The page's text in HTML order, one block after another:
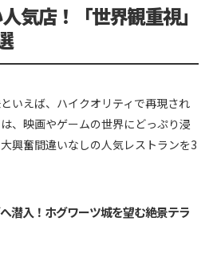
気店！「世界観重視」
いえば、ハイクオリティで再現され
、映画やゲームの世界にどっぷり浸
興奮間違いなしの人気レストランを3
潜入！ホグワーツ城を望む絶景テラ